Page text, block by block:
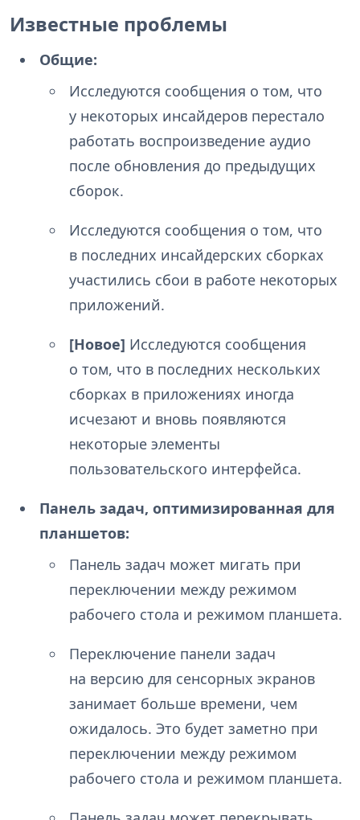
Известные проблемы
Общие:
Исследуются сообщения о том, что
у некоторых инсайдеров перестало
работать воспроизведение аудио
после обновления до предыдущих
сборок.
Исследуются сообщения о том, что
в последних инсайдерских сборках
участились сбои в работе некоторых
приложений.
[Новое] Исследуются сообщения
о том, что в последних нескольких
сборках в приложениях иногда
исчезают и вновь появляются
некоторые элементы
пользовательского интерфейса.
Панель задач, оптимизированная для
планшетов:
Панель задач может мигать при
переключении между режимом
рабочего стола и режимом планшета.
Переключение панели задач
на версию для сенсорных экранов
занимает больше времени, чем
ожидалось. Это будет заметно при
переключении между режимом
рабочего стола и режимом планшета.